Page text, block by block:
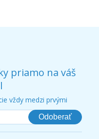
priamo na váš
vždy medzi prvými
Odoberať